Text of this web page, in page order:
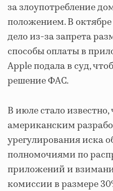
за злоупотребление
положением. В
дело из-за запрета
способы оплаты в
Apple подала в суд,
решение ФАС.
В июле стало известно,
американским
урегулирования иска
полномочиями по
приложений и
комиссии в размере